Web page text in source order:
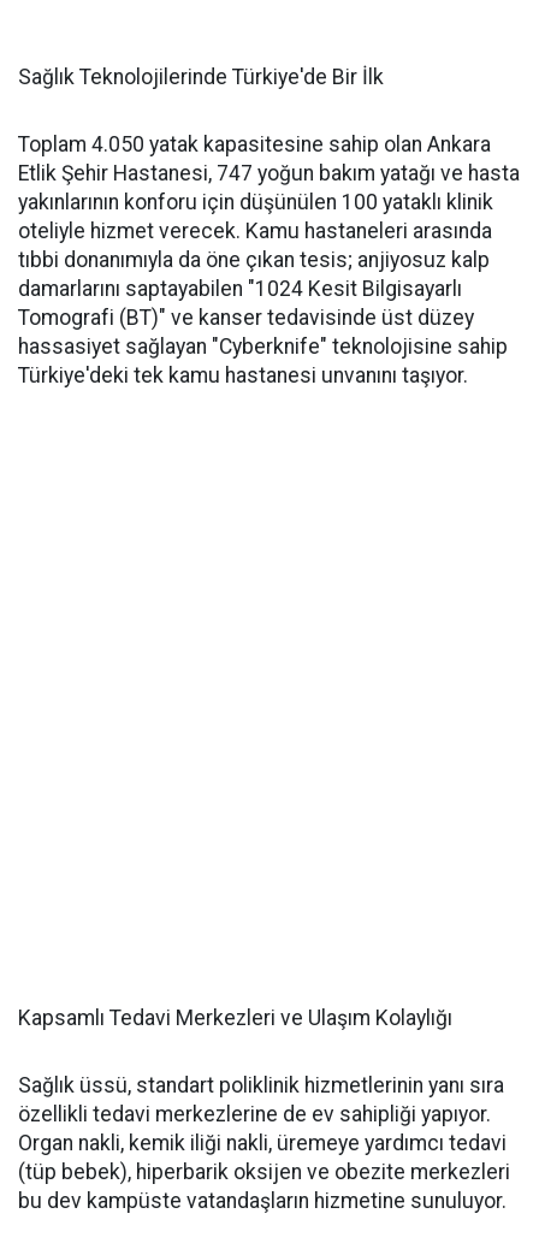
Sağlık Teknolojilerinde Türkiye'de Bir İlk
Toplam 4.050 yatak kapasitesine sahip olan Ankara
Etlik Şehir Hastanesi, 747 yoğun bakım yatağı ve hasta
yakınlarının konforu için düşünülen 100 yataklı klinik
oteliyle hizmet verecek. Kamu hastaneleri arasında
tıbbi donanımıyla da öne çıkan tesis; anjiyosuz kalp
damarlarını saptayabilen "1024 Kesit Bilgisayarlı
Tomografi (BT)" ve kanser tedavisinde üst düzey
hassasiyet sağlayan "Cyberknife" teknolojisine sahip
Türkiye'deki tek kamu hastanesi unvanını taşıyor.
Kapsamlı Tedavi Merkezleri ve Ulaşım Kolaylığı
Sağlık üssü, standart poliklinik hizmetlerinin yanı sıra
özellikli tedavi merkezlerine de ev sahipliği yapıyor.
Organ nakli, kemik iliği nakli, üremeye yardımcı tedavi
(tüp bebek), hiperbarik oksijen ve obezite merkezleri
bu dev kampüste vatandaşların hizmetine sunuluyor.